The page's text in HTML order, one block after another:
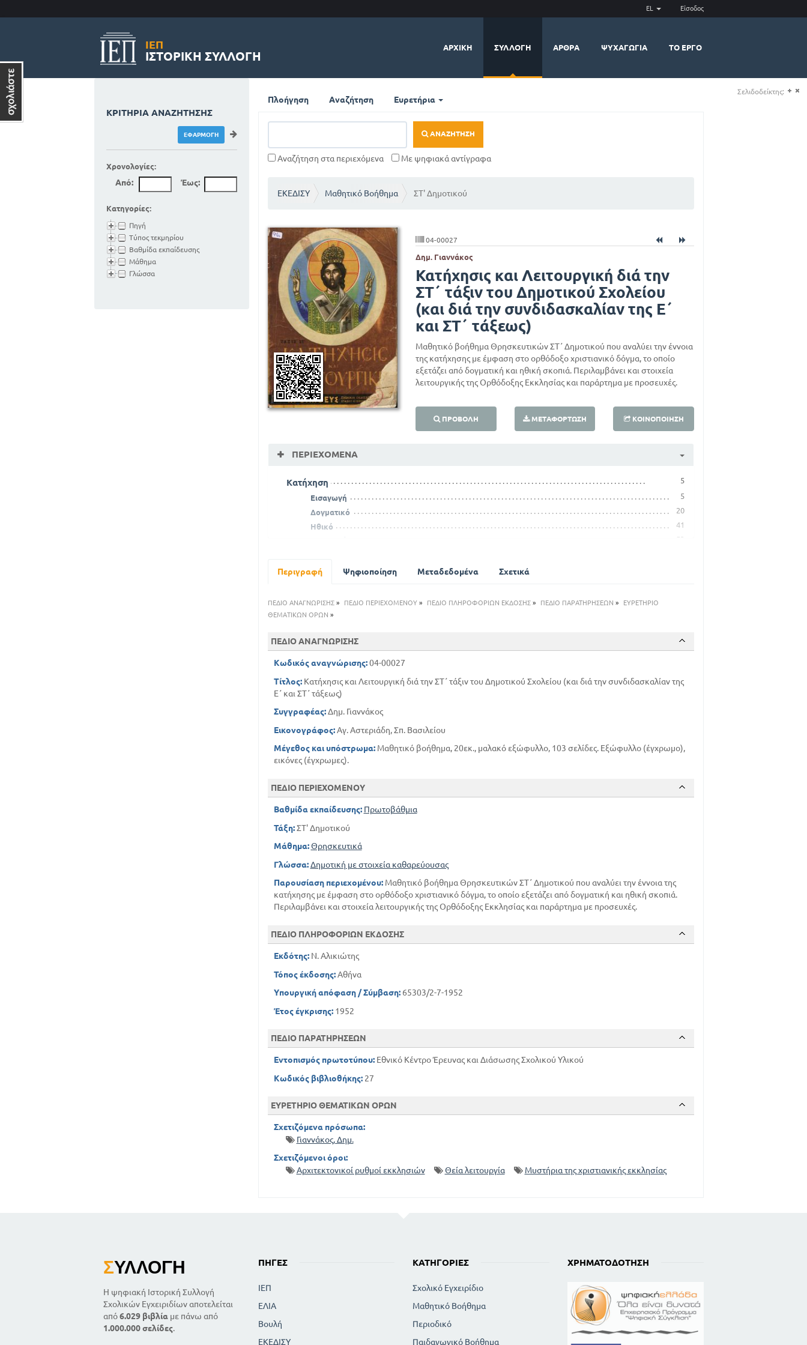
EL Είσοδος
ΙΕΠ
ΙΣΤΟΡΙΚΉ ΣΥΛΛΟΓΉ
ΑΡΧΙΚΉ ΣΥΛΛΟΓΉ ΆΡΘΡΑ ΨΥΧΑΓΩΓΊΑ ΤΟ ΈΡΓΟ
Πλοήγηση Αναζήτηση Ευρετήρια
ΑΝΑΖΉΤΗΣΗ
Αναζήτηση στα περιεχόμενα Με ψηφιακά αντίγραφα
ΕΚΕΔΙΣΥ Μαθητικό Βοήθημα ΣΤ' Δημοτικού
04-00027
Δημ. Γιαννάκος
Κατήχησις και Λειτουργική διά την
ΣΤ΄ τάξιν του Δημοτικού Σχολείου
(και διά την συνδιδασκαλίαν της Ε΄
και ΣΤ΄ τάξεως)
Μαθητικό βοήθημα Θρησκευτικών ΣΤ΄ Δημοτικού που αναλύει την έννοια
της κατήχησης με έμφαση στο ορθόδοξο χριστιανικό δόγμα, το οποίο
εξετάζει από δογματική και ηθική σκοπιά. Περιλαμβάνει και στοιχεία
λειτουργικής της Ορθόδοξης Εκκλησίας και παράρτημα με προσευχές.
ΠΡΟΒΟΛΉ ΜΕΤΑΦΌΡΤΩΣΗ ΚΟΙΝΟΠΟΊΗΣΗ
ΠΕΡΙΕΧΌΜΕΝΑ
Κατήχηση 5
Εισαγωγή
5
Δογματικό
20
Ηθικό
41
53
Οι εορτές
Εκκλησιαστικοί ύμνοι και προσευχές
Περιγραφή Ψηφιοποίηση Μεταδεδομένα Σχετικά
ΠΕΔΙΟ ΑΝΑΓΝΩΡΙΣΗΣ» ΠΕΔΙΟ ΠΕΡΙΕΧΟΜΕΝΟΥ» ΠΕΔΙΟ ΠΛΗΡΟΦΟΡΙΩΝ ΕΚΔΟΣΗΣ» ΠΕΔΙΟ ΠΑΡΑΤΗΡΗΣΕΩΝ »
ΕΥΡΕΤΗΡΙΟ
ΘΕΜΑΤΙΚΩΝ ΟΡΩΝ »
ΠΕΔΙΟ ΑΝΑΓΝΩΡΙΣΗΣ
Κωδικός αναγνώρισης:04-00027
Τίτλος:Κατήχησις και Λειτουργική διά την ΣΤ΄ τάξιν του Δημοτικού Σχολείου (και διά την συνδιδασκαλίαν της
Ε΄ και ΣΤ΄ τάξεως)
Συγγραφέας:Δημ. Γιαννάκος
Εικονογράφος:Αγ. Αστεριάδη, Σπ. Βασιλείου
Μέγεθος και υπόστρωμα:Μαθητικό βοήθημα, 20εκ., μαλακό εξώφυλλο, 103 σελίδες. Εξώφυλλο (έγχρωμο),
εικόνες (έγχρωμες).
ΠΕΔΙΟ ΠΕΡΙΕΧΟΜΕΝΟΥ
Βαθμίδα εκπαίδευσης: Πρωτοβάθμια
Τάξη:ΣΤ' Δημοτικού
Μάθημα: Θρησκευτικά
Γλώσσα: Δημοτική με στοιχεία καθαρεύουσας
Παρουσίαση περιεχομένου:Μαθητικό βοήθημα Θρησκευτικών ΣΤ΄ Δημοτικού που αναλύει την έννοια της
κατήχησης με έμφαση στο ορθόδοξο χριστιανικό δόγμα, το οποίο εξετάζει από δογματική και ηθική σκοπιά.
Περιλαμβάνει και στοιχεία λειτουργικής της Ορθόδοξης Εκκλησίας και παράρτημα με προσευχές.
ΠΕΔΙΟ ΠΛΗΡΟΦΟΡΙΩΝ ΕΚΔΟΣΗΣ
Εκδότης:Ν. Αλικιώτης
Τόπος έκδοσης:Αθήνα
Υπουργική απόφαση / Σύμβαση:65303/2-7-1952
Έτος έγκρισης:1952
ΠΕΔΙΟ ΠΑΡΑΤΗΡΗΣΕΩΝ
Εντοπισμός πρωτοτύπου:Εθνικό Κέντρο Έρευνας και Διάσωσης Σχολικού Υλικού
Κωδικός βιβλιοθήκης:27
ΕΥΡΕΤΗΡΙΟ ΘΕΜΑΤΙΚΩΝ ΟΡΩΝ
Σχετιζόμενα πρόσωπα:
Γιαννάκος, Δημ.
Σχετιζόμενοι όροι:
Αρχιτεκτονικοί ρυθμοί εκκλησιών
Θεία λειτουργία Μυστήρια της χριστιανικής εκκλησίας
ΚΡΙΤΉΡΙΑ ΑΝΑΖΉΤΗΣΗΣ
Χρονολογίες:
Από: Έως:
Κατηγορίες:
Πηγή
Τύπος τεκμηρίου
Βαθμίδα εκπαίδευσης
Μάθημα
Γλώσσα
ΣΥΛΛΟΓΉ
Η ψηφιακή Ιστορική Συλλογή
Σχολικών Εγχειριδίων αποτελείται
από6.029 βιβλία με πάνω από
1.000.000 σελίδες.
ΠΗΓΈΣ
ΙΕΠ
ΕΛΙΑ
Βουλή
ΕΚΕΔΙΣΥ
ΚΑΤΗΓΟΡΊΕΣ
Σχολικό Εγχειρίδιο
Μαθητικό Βοήθημα
Περιοδικό
Παιδαγωγικό Βοήθημα
ΧΡΗΜΑΤΟΔΌΤΗΣΗ
Σελιδοδείκτης: